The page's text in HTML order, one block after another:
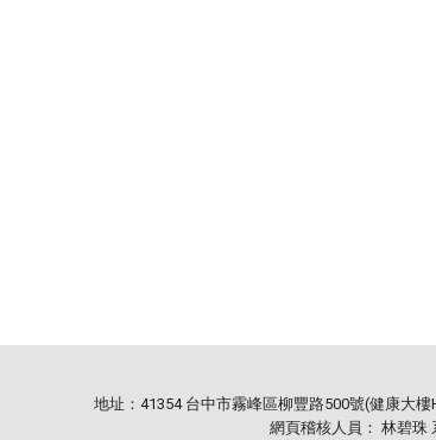
地址：41354 台中市霧峰區柳豐路500號(健康大
網頁稽核人員： 林碧珠